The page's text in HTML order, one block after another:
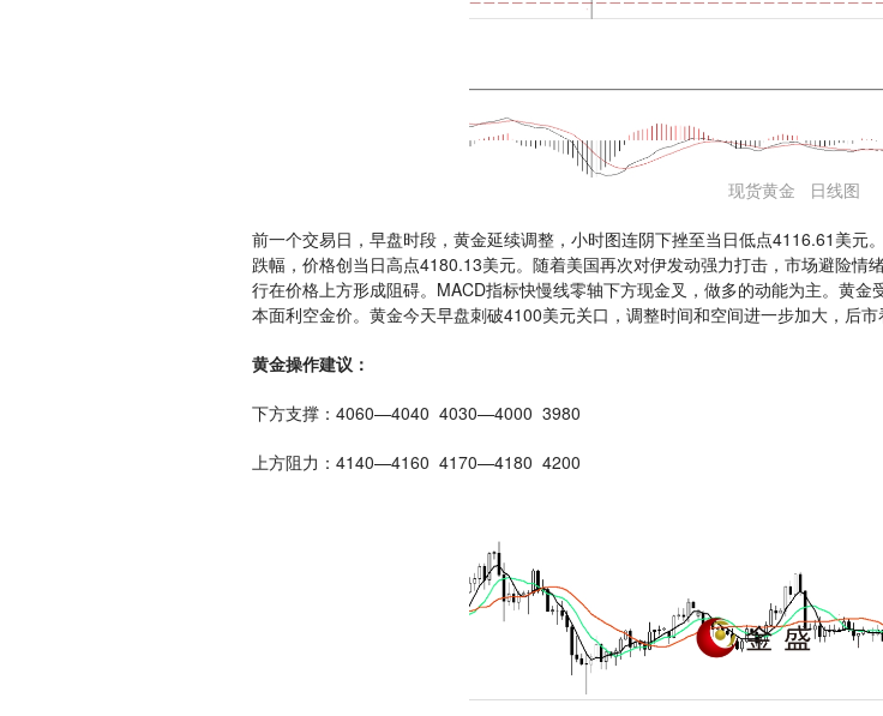
现货黄金 日线图
前一个交易日，早盘时段，黄金延续调整，小时图连阴下挫至当日低点4116.61美元
跌幅，价格创当日高点4180.13美元。随着美国再次对伊发动强力打击，市场避险情
行在价格上方形成阻碍。MACD指标快慢线零轴下方现金叉，做多的动能为主。黄
本面利空金价。黄金今天早盘刺破4100美元关口，调整时间和空间进一步加大，后市
黄金操作建议：
下方支撑：4060—4040 4030—4000 3980
上方阻力：4140—4160 4170—4180 4200